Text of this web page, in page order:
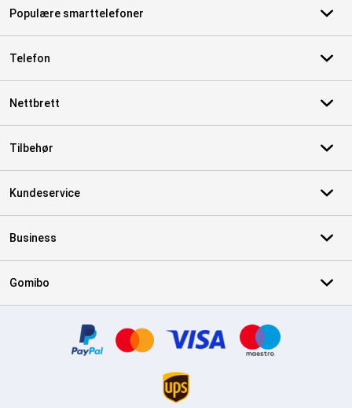
Populære smarttelefoner
Telefon
Nettbrett
Tilbehør
Kundeservice
Business
Gomibo